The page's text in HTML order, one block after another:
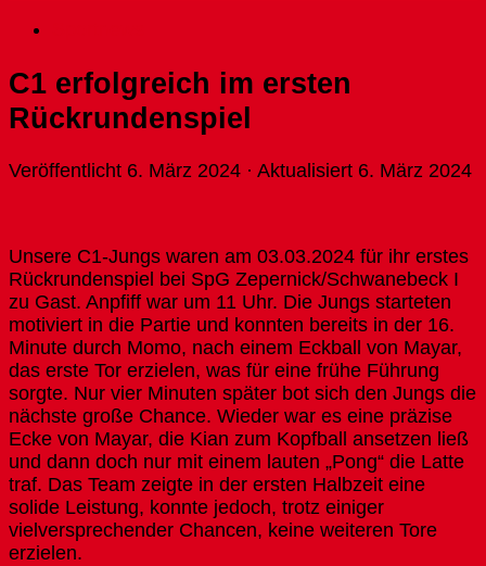
C1 erfolgreich im ersten
Rückrundenspiel
Veröffentlicht 6. März 2024 · Aktualisiert 6. März 2024
Unsere C1-Jungs waren am 03.03.2024 für ihr erstes
Rückrundenspiel bei SpG Zepernick/Schwanebeck I
zu Gast. Anpfiff war um 11 Uhr. Die Jungs starteten
motiviert in die Partie und konnten bereits in der 16.
Minute durch Momo, nach einem Eckball von Mayar,
das erste Tor erzielen, was für eine frühe Führung
sorgte. Nur vier Minuten später bot sich den Jungs die
nächste große Chance. Wieder war es eine präzise
Ecke von Mayar, die Kian zum Kopfball ansetzen ließ
und dann doch nur mit einem lauten „Pong“ die Latte
traf. Das Team zeigte in der ersten Halbzeit eine
solide Leistung, konnte jedoch, trotz einiger
vielversprechender Chancen, keine weiteren Tore
erzielen.